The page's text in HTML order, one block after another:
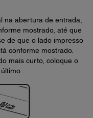
na abertura de entrada,
mostrado, até que
de que o lado impresso
conforme mostrado.
mais curto, coloque o